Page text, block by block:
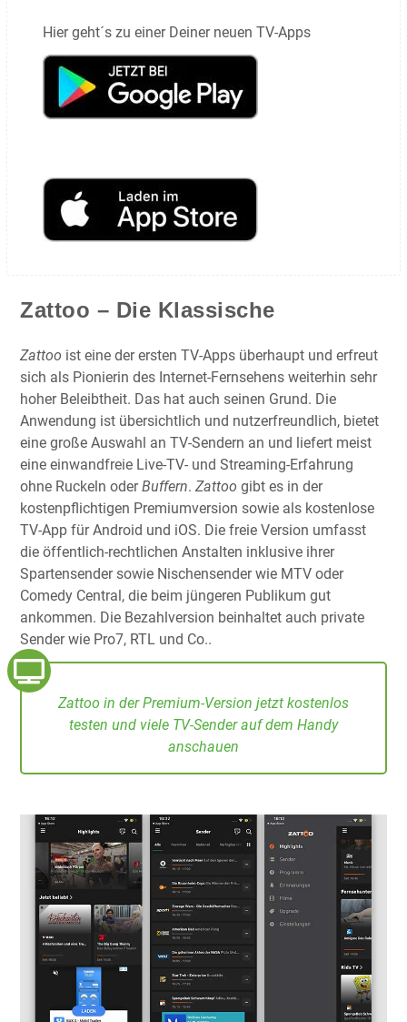
Hier geht´s zu einer Deiner neuen TV-Apps
Zattoo – Die Klassische
Zattoo ist eine der ersten TV-Apps überhaupt und erfreut
sich als Pionierin des Internet-Fernsehens weiterhin sehr
hoher Beleibtheit. Das hat auch seinen Grund. Die
Anwendung ist übersichtlich und nutzerfreundlich, bietet
eine große Auswahl an TV-Sendern an und liefert meist
eine einwandfreie Live-TV- und Streaming-Erfahrung
ohne Ruckeln oderBuffern. Zattoo gibt es in der
kostenpflichtigen Premiumversion sowie als kostenlose
TV-App für Android und iOS. Die freie Version umfasst
die öffentlich-rechtlichen Anstalten inklusive ihrer
Spartensender sowie Nischensender wie MTV oder
Comedy Central, die beim jüngeren Publikum gut
ankommen. Die Bezahlversion beinhaltet auch private
Sender wie Pro7, RTL und Co..
Zattoo in der Premium-Version jetzt kostenlos
testen und viele TV-Sender auf dem Handy
anschauen